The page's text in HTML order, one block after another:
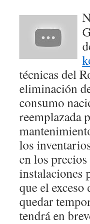
técnicas del
eliminación
consumo
reemplazada
los
en los
instalaciones
que el
quedar
tendrá en